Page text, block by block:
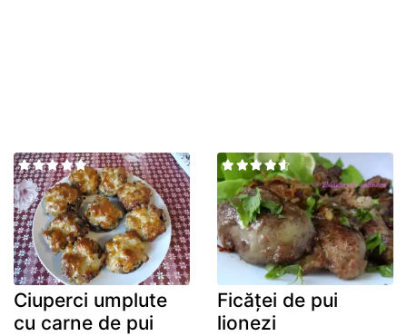
Ciuperci umplute
cu carne de pui
Ficăței de pui
lionezi